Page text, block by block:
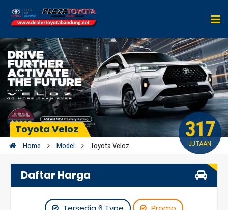
Toyota Veloz
Home Model Toyota Veloz
317
JUTAAN
Daftar Harga